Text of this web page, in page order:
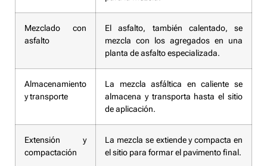
Mezclado con
asfalto
El asfalto, también calentado, se
mezcla con los agregados en una
planta de asfalto especializada.
Almacenamiento
y transporte
La mezcla asfáltica en caliente se
almacena y transporta hasta el sitio
de aplicación.
Extensión y
compactación
La mezcla se extiende y compacta en
el sitio para formar el pavimento final.